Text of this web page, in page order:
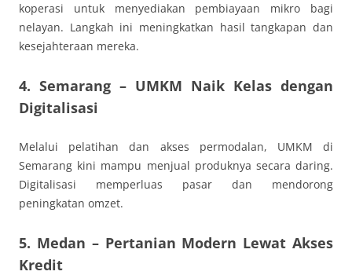
koperasi untuk menyediakan pembiayaan mikro bagi
nelayan. Langkah ini meningkatkan hasil tangkapan dan
kesejahteraan mereka.
4. Semarang – UMKM Naik Kelas dengan
Digitalisasi
Melalui pelatihan dan akses permodalan, UMKM di
Semarang kini mampu menjual produknya secara daring.
Digitalisasi memperluas pasar dan mendorong
peningkatan omzet.
5. Medan – Pertanian Modern Lewat Akses
Kredit